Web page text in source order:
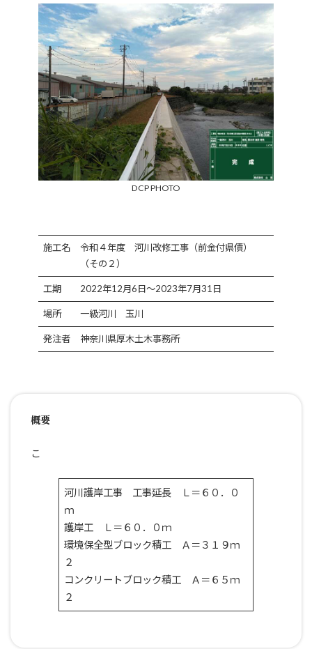
DCP PHOTO
施工名
令和４年度 河川改修工事（前金付県債）
（その２）
工期 2022年12月6日～2023年7月31日
場所 一級河川 玉川
発注者 神奈川県厚木土木事務所
概要
こ
河川護岸工事 工事延長 Ｌ＝６０．０
ｍ
護岸工 Ｌ＝６０．０ｍ
環境保全型ブロック積工 Ａ＝３１９ｍ
２
コンクリートブロック積工 Ａ＝６５ｍ
２